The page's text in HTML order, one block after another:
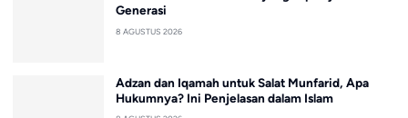
Generasi
8 AGUSTUS 2026
Adzan dan Iqamah untuk Salat Munfarid, Apa
Hukumnya? Ini Penjelasan dalam Islam